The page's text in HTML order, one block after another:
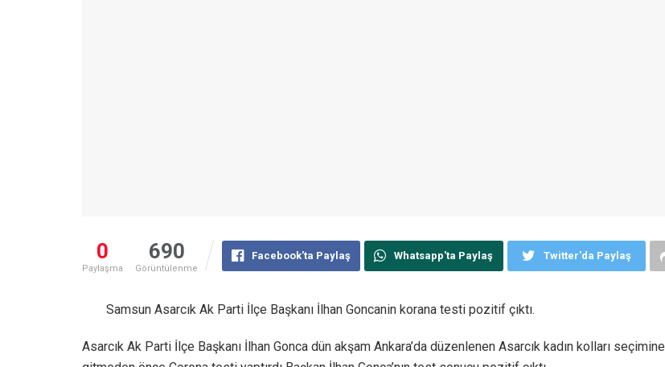
0
Paylaşma
690
Görüntülenme
Facebook'ta Paylaş Whatsapp'ta Paylaş Twitter'da Paylaş
Samsun Asarcık Ak Parti İlçe Başkanı İlhan Goncanin korana testi pozitif çıktı.
Asarcık Ak Parti İlçe Başkanı İlhan Gonca dün akşam Ankara’da düzenlenen Asarcık kadın kolları seçimine